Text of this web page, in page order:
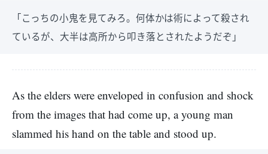
「こっちの小鬼を見てみろ。何体かは術によって殺され
ているが、大半は高所から叩き落とされたようだぞ」
As the elders were enveloped in confusion and shock
from the images that had come up, a young man
slammed his hand on the table and stood up.